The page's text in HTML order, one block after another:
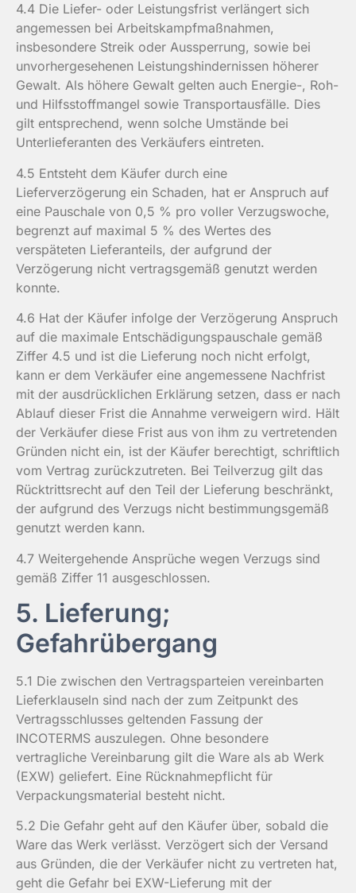
4.4 Die Liefer- oder Leistungsfrist verlängert sich
angemessen bei Arbeitskampfmaßnahmen,
insbesondere Streik oder Aussperrung, sowie bei
unvorhergesehenen Leistungshindernissen höherer
Gewalt. Als höhere Gewalt gelten auch Energie-, Roh-
und Hilfsstoffmangel sowie Transportausfälle. Dies
gilt entsprechend, wenn solche Umstände bei
Unterlieferanten des Verkäufers eintreten.
4.5 Entsteht dem Käufer durch eine
Lieferverzögerung ein Schaden, hat er Anspruch auf
eine Pauschale von 0,5 % pro voller Verzugswoche,
begrenzt auf maximal 5 % des Wertes des
verspäteten Lieferanteils, der aufgrund der
Verzögerung nicht vertragsgemäß genutzt werden
konnte.
4.6 Hat der Käufer infolge der Verzögerung Anspruch
auf die maximale Entschädigungspauschale gemäß
Ziffer 4.5 und ist die Lieferung noch nicht erfolgt,
kann er dem Verkäufer eine angemessene Nachfrist
mit der ausdrücklichen Erklärung setzen, dass er nach
Ablauf dieser Frist die Annahme verweigern wird. Hält
der Verkäufer diese Frist aus von ihm zu vertretenden
Gründen nicht ein, ist der Käufer berechtigt, schriftlich
vom Vertrag zurückzutreten. Bei Teilverzug gilt das
Rücktrittsrecht auf den Teil der Lieferung beschränkt,
der aufgrund des Verzugs nicht bestimmungsgemäß
genutzt werden kann.
4.7 Weitergehende Ansprüche wegen Verzugs sind
gemäß Ziffer 11 ausgeschlossen.
5. Lieferung;
Gefahrübergang
5.1 Die zwischen den Vertragsparteien vereinbarten
Lieferklauseln sind nach der zum Zeitpunkt des
Vertragsschlusses geltenden Fassung der
INCOTERMS auszulegen. Ohne besondere
vertragliche Vereinbarung gilt die Ware als ab Werk
(EXW) geliefert. Eine Rücknahmepflicht für
Verpackungsmaterial besteht nicht.
5.2 Die Gefahr geht auf den Käufer über, sobald die
Ware das Werk verlässt. Verzögert sich der Versand
aus Gründen, die der Verkäufer nicht zu vertreten hat,
geht die Gefahr bei EXW-Lieferung mit der